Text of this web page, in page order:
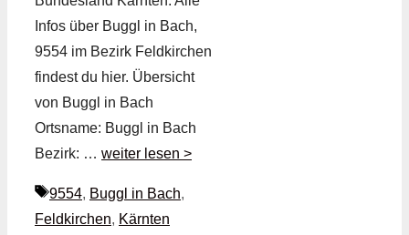
Infos über Buggl in Bach,
9554 im Bezirk Feldkirchen
findest du hier. Übersicht
von Buggl in Bach
Ortsname: Buggl in Bach
Bezirk: … weiter lesen >
Schlagwörter
9554, Buggl in Bach,
Feldkirchen, Kärnten